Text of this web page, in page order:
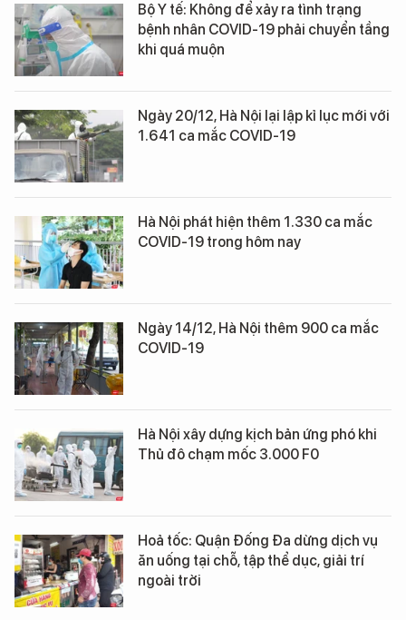
Bộ Y tế: Không để xảy ra tình trạng
bệnh nhân COVID-19 phải chuyển tầng
khi quá muộn
Ngày 20/12, Hà Nội lại lập kỉ lục mới với
1.641 ca mắc COVID-19
Hà Nội phát hiện thêm 1.330 ca mắc
COVID-19 trong hôm nay
Ngày 14/12, Hà Nội thêm 900 ca mắc
COVID-19
Hà Nội xây dựng kịch bản ứng phó khi
Thủ đô chạm mốc 3.000 F0
Hoả tốc: Quận Đống Đa dừng dịch vụ
ăn uống tại chỗ, tập thể dục, giải trí
ngoài trời